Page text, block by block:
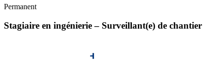
Permanent
Stagiaire en ingénierie – Surveillant(e) de chantier